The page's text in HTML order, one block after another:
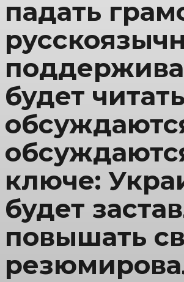
падать
будет
ключе:
будет
повышать